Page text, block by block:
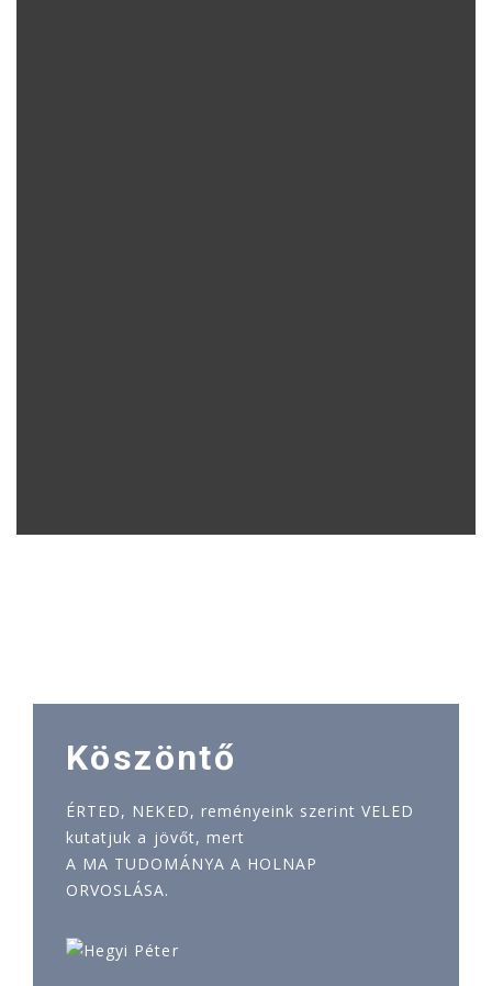
Köszöntő
ÉRTED, NEKED, reményeink szerint VELED
kutatjuk a jövőt, mert
A MA TUDOMÁNYA A HOLNAP
ORVOSLÁSA.